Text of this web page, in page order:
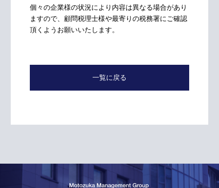
個々の企業様の状況により内容は異なる場合があり
ますので、顧問税理士様や最寄りの税務署にご確認
頂くようお願いいたします。
一覧に戻る